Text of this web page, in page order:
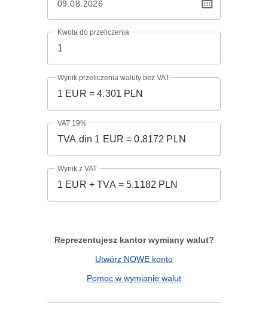
Kwota do przeliczenia
Wynik przeliczenia waluty bez VAT
VAT 19%
Wynik z VAT
Reprezentujesz kantor wymiany walut?
Utwórz NOWE konto
Pomoc w wymianie walut